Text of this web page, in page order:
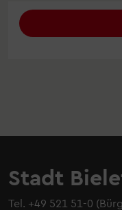
Stadt
Tel. +49 521 51-0